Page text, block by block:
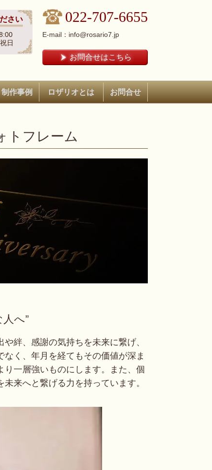
さい
日
022-707-6655
E-mail：info@rosario7.jp
お問合せはこちら
制作事例 ロザリオとは お問合せ
トフレーム
へ”
絆、感謝の気持ちを未来に繋げ、
く、年月を経てもその価値が深ま
一層強いものにします。また、個
来へと繋げる力を持っています。